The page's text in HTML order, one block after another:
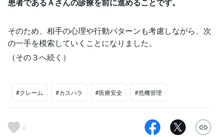
そのため、相手の心理や行動パターンも考慮しながら、次
の一手を模索していくことになりました。
（その３へ続く）
#クレーム #カスハラ #医療安全 #危機管理
4